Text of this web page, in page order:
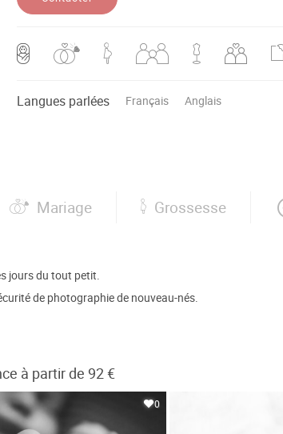
Langues parlées Français Anglais
Mariage Grossesse
jours du tout petit.
de photographie de nouveau-nés.
à partir de 92 €
0